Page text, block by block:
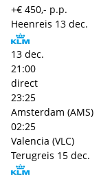
+€ 450,- p.p.
Heenreis 13 dec.
13 dec.
21:00
direct
23:25
Amsterdam (AMS)
02:25
Valencia (VLC)
Terugreis 15 dec.